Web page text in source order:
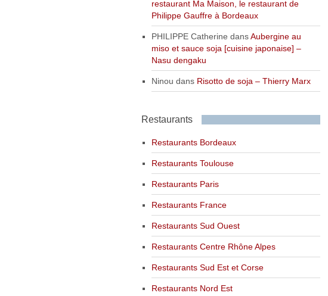
restaurant Ma Maison, le restaurant de
Philippe Gauffre à Bordeaux
PHILIPPE Catherine dansAubergine au
miso et sauce soja [cuisine japonaise] –
Nasu dengaku
Ninou dans Risotto de soja – Thierry Marx
Restaurants
Restaurants Bordeaux
Restaurants Toulouse
Restaurants Paris
Restaurants France
Restaurants Sud Ouest
Restaurants Centre Rhône Alpes
Restaurants Sud Est et Corse
Restaurants Nord Est